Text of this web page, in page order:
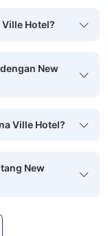
Hotel?
New
Ville Hotel?
New